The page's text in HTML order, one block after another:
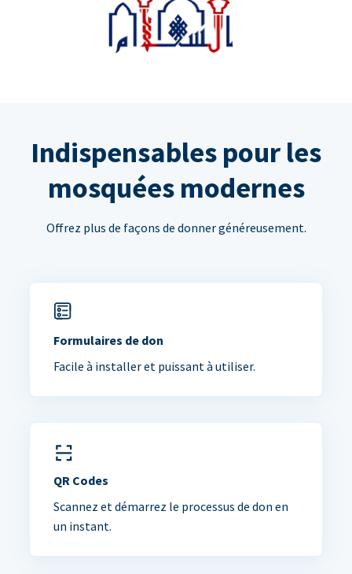
Indispensables pour les
mosquées modernes
Offrez plus de façons de donner généreusement.
Formulaires de don
Facile à installer et puissant à utiliser.
QR Codes
Scannez et démarrez le processus de don en
un instant.